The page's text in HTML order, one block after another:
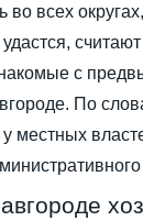
во всех
с
По
у местных